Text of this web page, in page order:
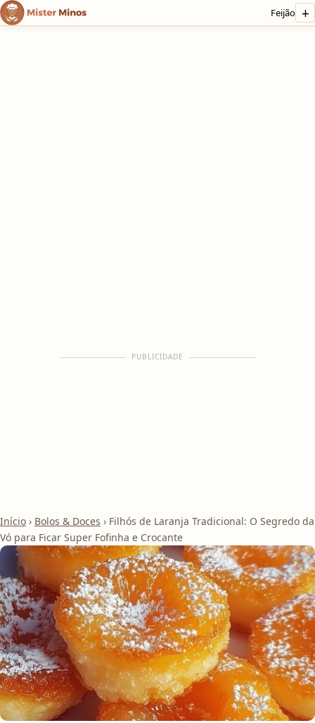
Feijão +
PUBLICIDADE
Início › Bolos & Doces › Filhós de Laranja Tradicional: O Segredo da
Vó para Ficar Super Fofinha e Crocante